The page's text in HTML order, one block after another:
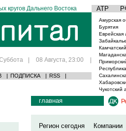
кругов Дальнего Востока АТР
| 08 Августа, 23:00 |
| ПОДПИСКА | RSS |
Амурская
Бурятия
Еврейская
Чукотский
главная
Регион сегодня
Компании